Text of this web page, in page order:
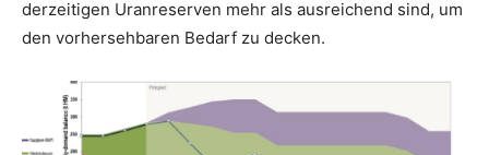
derzeitigen Uranreserven mehr als ausreichend sind, um
den vorhersehbaren Bedarf zu decken.